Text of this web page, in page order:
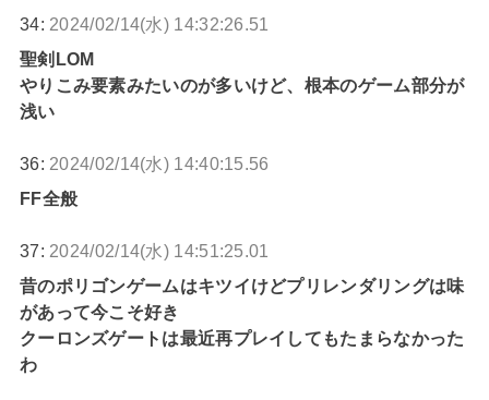
34: 2024/02/14(水) 14:32:26.51
聖剣LOM
やりこみ要素みたいのが多いけど、根本のゲーム部分が
浅い
36: 2024/02/14(水) 14:40:15.56
FF全般
37: 2024/02/14(水) 14:51:25.01
昔のポリゴンゲームはキツイけどプリレンダリングは味
があって今こそ好き
クーロンズゲートは最近再プレイしてもたまらなかった
わ